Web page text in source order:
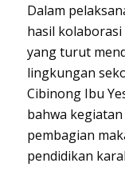
Dalam
hasil
yang turut
lingkungan
Cibinong Ibu
bahwa
pembagian
pendidikan